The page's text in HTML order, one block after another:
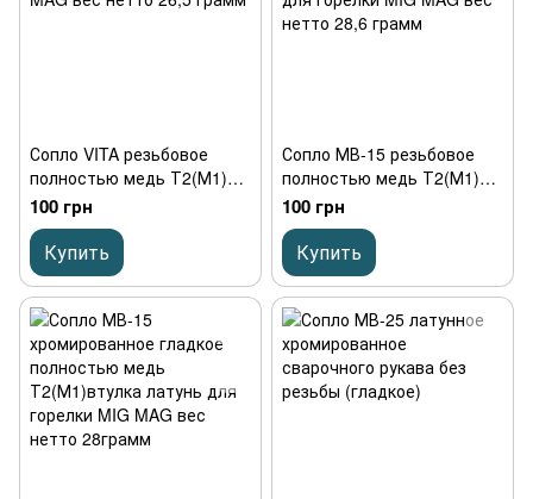
Сопло VITA резьбовое
полностью медь Т2(М1)
изолятор фторопласт Ф-4
+медь для горелки MIG
MAG вес нетто 26,5 грамм
100 грн
Купить
Сопло МВ-15 резьбовое
полностью медь Т2(М1)
хромированное изолятор
фторопласт Ф-4+латунь
для горелки MIG MAG вес
нетто 28,6 грамм
100 грн
Купить